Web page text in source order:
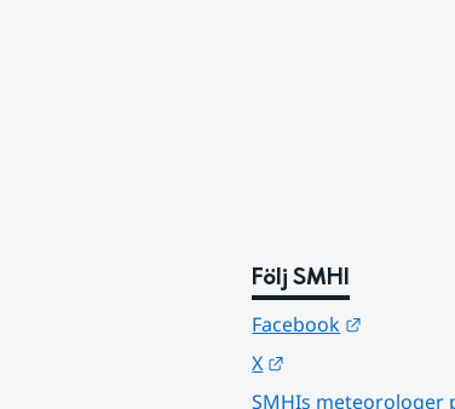
Följ SMHI
Facebook
X
SMHIs meteorologer